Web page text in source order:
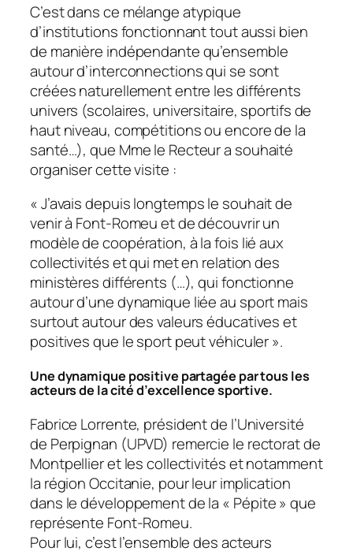
C’est dans ce mélange atypique
d’institutions fonctionnant tout aussi bien
de manière indépendante qu’ensemble
autour d’interconnections qui se sont
créées naturellement entre les différents
univers (scolaires, universitaire, sportifs de
haut niveau, compétitions ou encore de la
santé…), que Mme le Recteur a souhaité
organiser cette visite :
«J’avais depuis longtemps le souhait de
venir à Font-Romeu et de découvrir un
modèle de coopération, à la fois lié aux
collectivités et qui met en relation des
ministères différents (…), qui fonctionne
autour d’une dynamique liée au sport mais
surtout autour des valeurs éducatives et
positives que le sport peut véhiculer».
Une dynamique positive partagée par tous les
acteurs de la cité d’excellence sportive.
Fabrice Lorrente, président de l’Université
de Perpignan (UPVD) remercie le rectorat de
Montpellier et les collectivités et notamment
la région Occitanie, pour leur implication
dans le développement de la « Pépite» que
représente Font-Romeu.
Pour lui, c’est l’ensemble des acteurs